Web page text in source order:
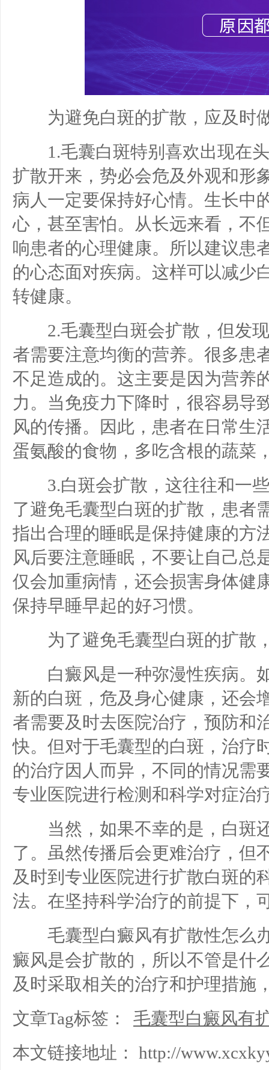
为避免白斑的扩散，应及时
1.毛囊白斑特别喜欢出现在头
扩散开来，势必会危及外观和形
病人一定要保持好心情。生长中
心，甚至害怕。从长远来看，不
响患者的心理健康。所以建议患
的心态面对疾病。这样可以减少
转健康。
2.毛囊型白斑会扩散，但发现
者需要注意均衡的营养。很多患
不足造成的。这主要是因为营养
力。当免疫力下降时，很容易导
风的传播。因此，患者在日常生
蛋氨酸的食物，多吃含根的蔬菜
3.白斑会扩散，这往往和一些
了避免毛囊型白斑的扩散，患者
指出合理的睡眠是保持健康的方
风后要注意睡眠，不要让自己总
仅会加重病情，还会损害身体健
保持早睡早起的好习惯。
为了避免毛囊型白斑的扩散
白癜风是一种弥漫性疾病。
新的白斑，危及身心健康，还会
者需要及时去医院治疗，预防和
快。但对于毛囊型的白斑，治疗
的治疗因人而异，不同的情况需
专业医院进行检测和科学对症治
当然，如果不幸的是，白斑
了。虽然传播后会更难治疗，但
及时到专业医院进行扩散白斑的
法。在坚持科学治疗的前提下，
毛囊型白癜风有扩散性怎么
癜风是会扩散的，所以不管是什
及时采取相关的治疗和护理措施
文章Tag标签：
毛囊型白癜风有
本文链接地址：
http://